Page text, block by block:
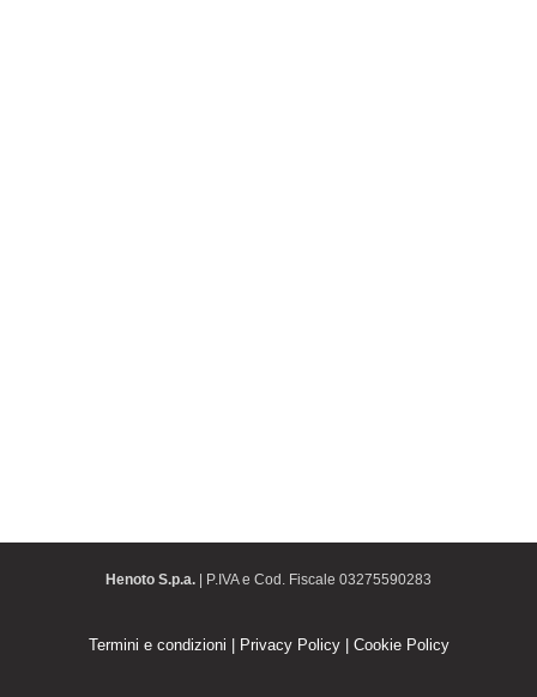
Henoto S.p.a. | P.IVA e Cod. Fiscale 03275590283
Termini e condizioni Privacy Policy| Cookie Policy